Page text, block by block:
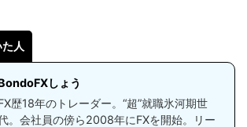
人
しょう
歴18年のトレーダー。“超”就職氷河期世
。会社員の傍ら2008年にFXを開始。リー